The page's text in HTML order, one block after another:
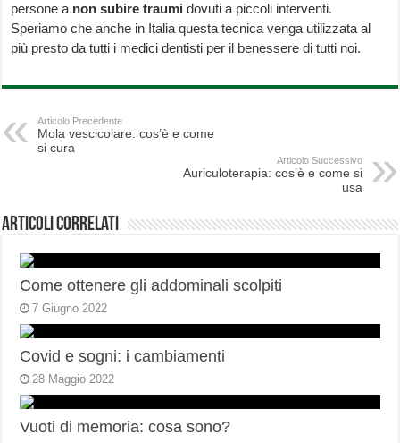
persone a non subire traumi dovuti a piccoli interventi.
Speriamo che anche in Italia questa tecnica venga utilizzata al
più presto da tutti i medici dentisti per il benessere di tutti noi.
Articolo Precedente
Mola vescicolare: cos’è e come
si cura
Articolo Successivo
Auriculoterapia: cos’è e come si
usa
Articoli correlati
Come ottenere gli addominali scolpiti
7 Giugno 2022
Covid e sogni: i cambiamenti
28 Maggio 2022
Vuoti di memoria: cosa sono?